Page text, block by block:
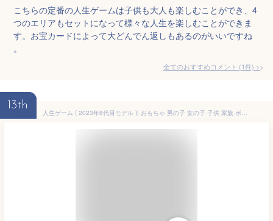
こちらの定番の人生ゲームは子供も大人も楽しむことができ、4
つのエリアもセットになって様々な人生を楽しむことができま
す。お宝カードによって大どんでん返しもあるのがいいですね
。
全てのおすすめコメント (1件) >
13th
人生ゲーム ( 2023年8代目モデル )| おもちゃ 男の子 女の子 子供 家族 ボードゲーム 6歳 玩具 おすすめ | クリスマス